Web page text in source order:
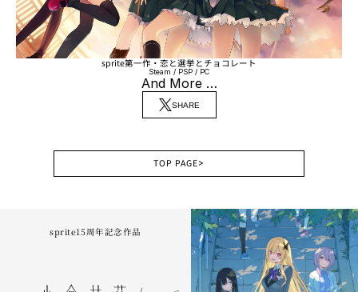
sprite第一作・恋と選挙とチョコレート
Steam / PSP / PC
And More …
SHARE
TOP PAGE>
sprite15周年記念作品